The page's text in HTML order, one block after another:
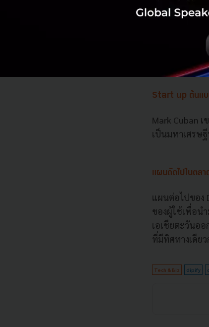
ส่วนที่ยากที่สุ
ไม่ค่อยมีคนพู
สำเร็จของที
Start up ต้นแบ
Mark Cuban
เป็นมหาเศรษ
แผนถัดไปในตลา
แผนต่อไปของ
ของผู้ใช้เพื่อน
เอเชียตะวันอ
ที่มีทิศทางเดีย
Tech & Biz dipify